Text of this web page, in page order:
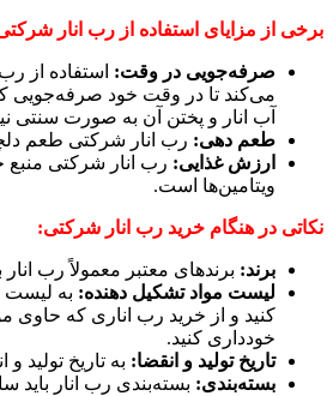
برخی از مزایای استفاده از رب انار شرکتی
صرفه‌جویی در وقت: استفاده از
می‌کند تا در وقت خود صرفه‌جویی
آب انار و پختن آن به صورت سنتی
طعم دهی: رب انار شرکتی طعم
ارزش غذایی: رب انار شرکتی منبع
ویتامین‌ها است.
نکاتی در هنگام خرید رب انار شرکتی:
برند: برندهای معتبر معمولاً رب انار
لیست مواد تشکیل دهنده: به لیست
کنید و از خرید رب اناری که حاوی
خودداری کنید.
تاریخ تولید و انقضا: به تاریخ تولید
بسته‌بندی: بسته‌بندی رب انار